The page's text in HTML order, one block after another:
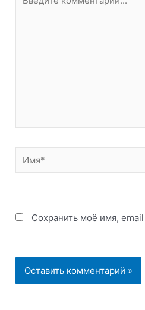
комментарий...
Имя*
Сохранить моё имя,